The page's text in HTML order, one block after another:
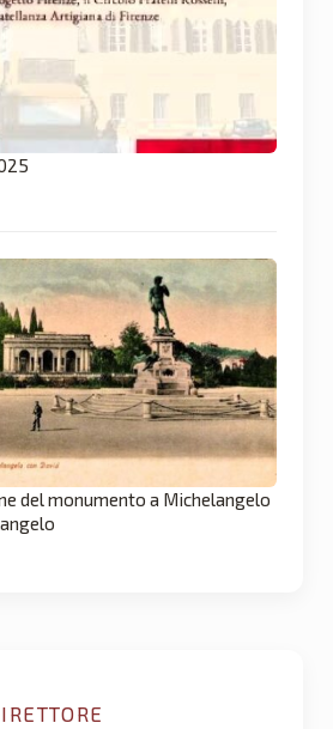
del monumento a Michelangelo